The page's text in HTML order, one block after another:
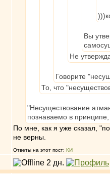
Вы
Не
Говорите
То, что
"Несуществование
познаваемо в принципе,
По мне, как я уже сказал,
не верны.
Ответы на этот пост: КИ